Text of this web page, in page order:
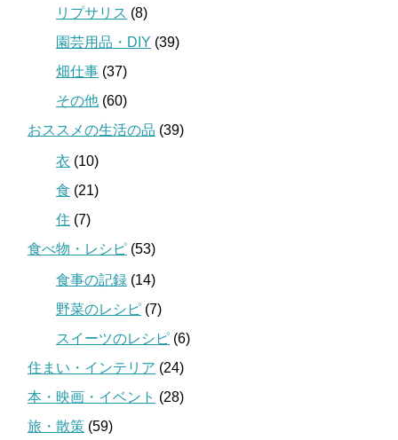
リプサリス (8)
園芸用品・DIY (39)
畑仕事 (37)
その他 (60)
おススメの生活の品 (39)
衣 (10)
食 (21)
住 (7)
食べ物・レシピ (53)
食事の記録 (14)
野菜のレシピ (7)
スイーツのレシピ (6)
住まい・インテリア (24)
本・映画・イベント (28)
旅・散策 (59)